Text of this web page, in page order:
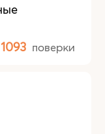
1093 поверки